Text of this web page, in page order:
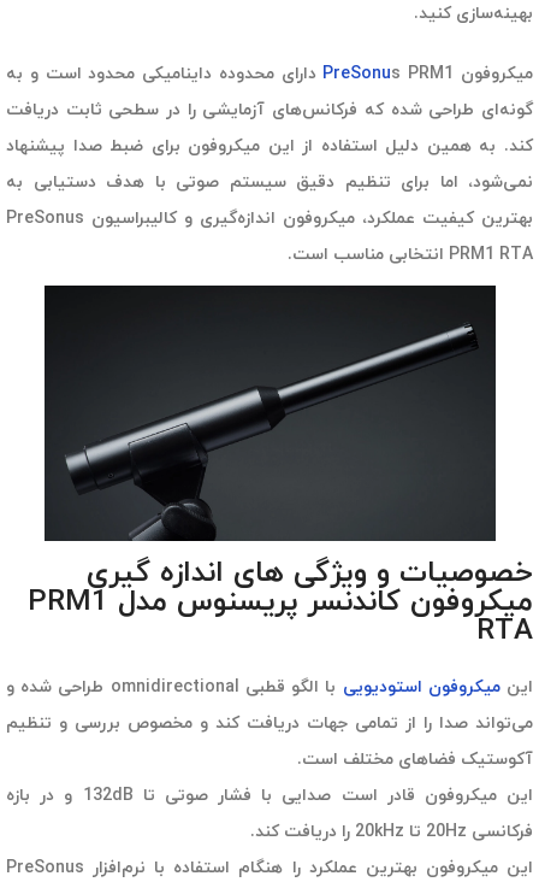
بهینه‌سازی کنید.
میکروفون PreSonu s PRM1 دارای محدوده داینامیکی محدود است و به
گونه‌ای طراحی شده که فرکانس‌های آزمایشی را در سطحی ثابت دریافت
کند. به همین دلیل استفاده از این میکروفون برای ضبط صدا پیشنهاد
نمی‌شود، اما برای تنظیم دقیق سیستم صوتی با هدف دستیابی به
بهترین کیفیت عملکرد، میکروفون اندازه‌گیری و کالیبراسیون PreSonus
PRM1 RTA انتخابی مناسب است.
خصوصیات و ویژگی های اندازه گیری
میکروفون کاندنسر پریسنوس مدل PRM1
RTA
اینمیکروفون استودیویی
با الگو قطبی omnidirectional طراحی شده و
می‌تواند صدا را از تمامی جهات دریافت کند و مخصوص بررسی و تنظیم
آکوستیک فضاهای مختلف است.
این میکروفون قادر است صدایی با فشار صوتی تا 132dB و در بازه
فرکانسی 20Hz تا 20kHz را دریافت کند.
این میکروفون بهترین عملکرد را هنگام استفاده با نرم‌افزار PreSonus